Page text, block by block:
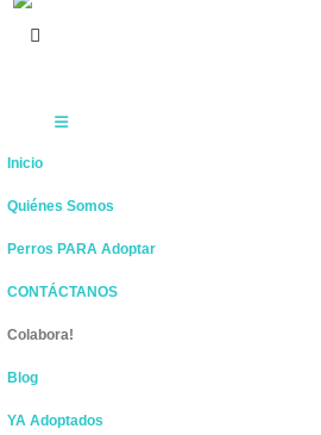
Inicio
Quiénes Somos
Perros PARA Adoptar
CONTÁCTANOS
Colabora!
Blog
YA Adoptados